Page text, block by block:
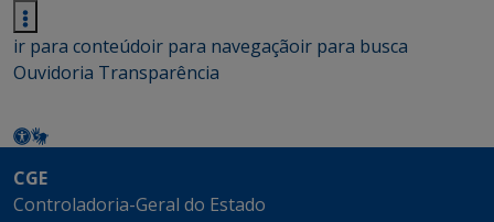
ir para conteúdoir para navegaçãoir para busca
Ouvidoria Transparência
CGE
Controladoria-Geral do Estado